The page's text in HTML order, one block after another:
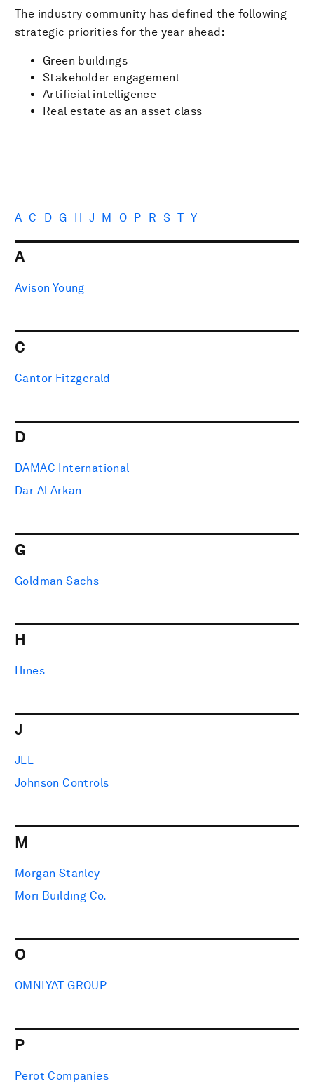
The industry community has defined the following
strategic priorities for the year ahead:
Green buildings
Stakeholder engagement
Artificial intelligence
Real estate as an asset class
A C D G H J M O P R S T Y
A
Avison Young
C
Cantor Fitzgerald
D
DAMAC International
Dar Al Arkan
G
Goldman Sachs
H
Hines
J
JLL
Johnson Controls
M
Morgan Stanley
Mori Building Co.
O
OMNIYAT GROUP
P
Perot Companies